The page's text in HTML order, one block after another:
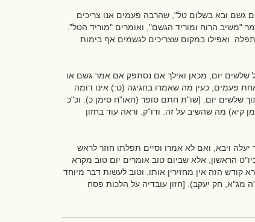
גשם ובא בשלום טל", שהרבה פעמים אנו צריכים
"משיב הרוח ומוריד הגשם", ואומרים "מוריד הטל".
ואפילו במקום שצריכים לגשמים אף בימות
שלשים יום, מכאן ואילך אם נסתפק אם אמר גשם או
פעמים, כעין מה שאמרו בחגיגה (ט:) אינו דומה
שלשים יום. [שו"ת חתם סופר (חאו"ח סימן כ). וכ"כ
קיא) מה שהשיב על זה. ודו"ק. וראה עוד בחזון
ויבא, ואם לא אמרו וסיים תפלתו חוזר לראש
הראשון, אלא שביום טוב אומרים יום טוב מקרא
הזה אין מחזירין אותו. וטוב לעשות דבר מיוחד
מג"א, חק יעקב). [חזון עובדיה על הלכות פסח